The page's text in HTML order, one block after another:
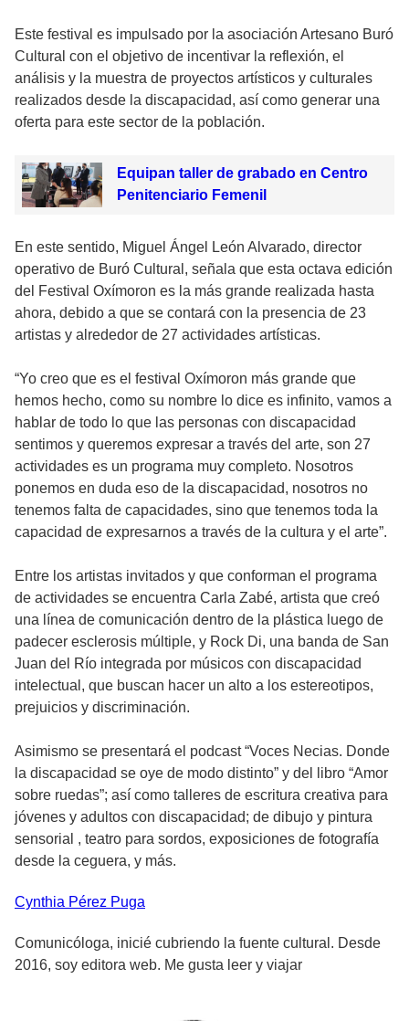
Este festival es impulsado por la asociación Artesano Buró
Cultural con el objetivo de incentivar la reflexión, el
análisis y la muestra de proyectos artísticos y culturales
realizados desde la discapacidad, así como generar una
oferta para este sector de la población.
Equipan taller de grabado en Centro
Penitenciario Femenil
En este sentido, Miguel Ángel León Alvarado, director
operativo de Buró Cultural, señala que esta octava edición
del Festival Oxímoron es la más grande realizada hasta
ahora, debido a que se contará con la presencia de 23
artistas y alrededor de 27 actividades artísticas.
“Yo creo que es el festival Oxímoron más grande que
hemos hecho, como su nombre lo dice es infinito, vamos a
hablar de todo lo que las personas con discapacidad
sentimos y queremos expresar a través del arte, son 27
actividades es un programa muy completo. Nosotros
ponemos en duda eso de la discapacidad, nosotros no
tenemos falta de capacidades, sino que tenemos toda la
capacidad de expresarnos a través de la cultura y el arte”.
Entre los artistas invitados y que conforman el programa
de actividades se encuentra Carla Zabé, artista que creó
una línea de comunicación dentro de la plástica luego de
padecer esclerosis múltiple, y Rock Di, una banda de San
Juan del Río integrada por músicos con discapacidad
intelectual, que buscan hacer un alto a los estereotipos,
prejuicios y discriminación.
Asimismo se presentará el podcast “Voces Necias. Donde
la discapacidad se oye de modo distinto” y del libro “Amor
sobre ruedas”; así como talleres de escritura creativa para
jóvenes y adultos con discapacidad; de dibujo y pintura
sensorial , teatro para sordos, exposiciones de fotografía
desde la ceguera, y más.
Cynthia Pérez Puga
Comunicóloga, inicié cubriendo la fuente cultural. Desde
2016, soy editora web. Me gusta leer y viajar